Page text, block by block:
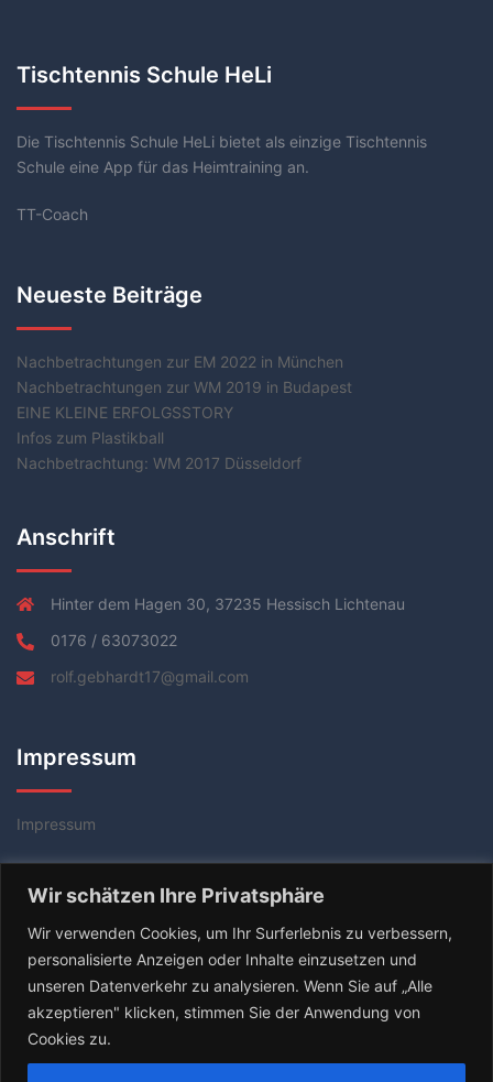
Wir schätzen Ihre Privatsphäre
Wir verwenden Cookies, um Ihr Surferlebnis zu verbessern,
personalisierte Anzeigen oder Inhalte einzusetzen und
unseren Datenverkehr zu analysieren. Wenn Sie auf „Alle
akzeptieren" klicken, stimmen Sie der Anwendung von
Cookies zu.
Tischtennis Schule HeLi
Die Tischtennis Schule HeLi bietet als einzige Tischtennis
Schule eine App für das Heimtraining an.
TT-Coach
Neueste Beiträge
Nachbetrachtungen zur EM 2022 in München
Nachbetrachtungen zur WM 2019 in Budapest
EINE KLEINE ERFOLGSSTORY
Infos zum Plastikball
Nachbetrachtung: WM 2017 Düsseldorf
Anschrift
Hinter dem Hagen 30, 37235 Hessisch Lichtenau
0176 / 63073022
rolf.gebhardt17@gmail.com
Impressum
Impressum